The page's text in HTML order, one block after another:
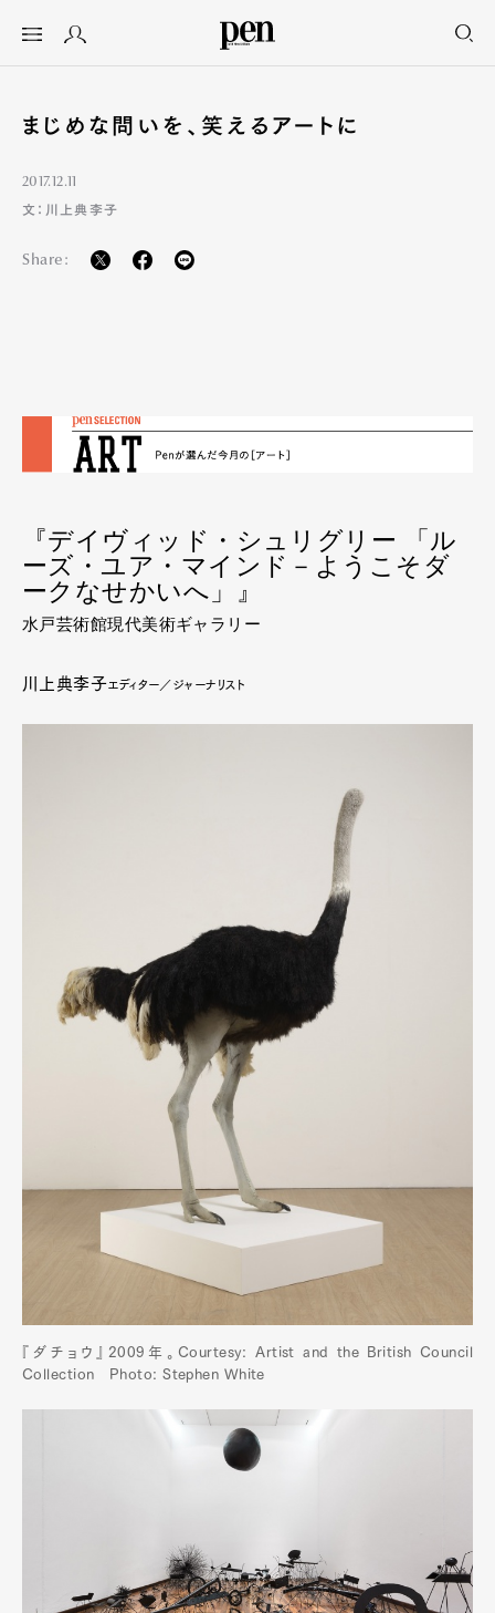
まじめな問いを、笑えるアートに
2017.12.11
文：川上典李子
Share:
『デイヴィッド・シュリグリー 「ル
ーズ・ユア・マインド－ようこそダ
ークなせかいへ」』
水戸芸術館現代美術ギャラリー
川上典李子エディター／ジャーナリスト
『ダチョウ』2009年。Courtesy: Artist and the British Council
Collection Photo: Stephen White